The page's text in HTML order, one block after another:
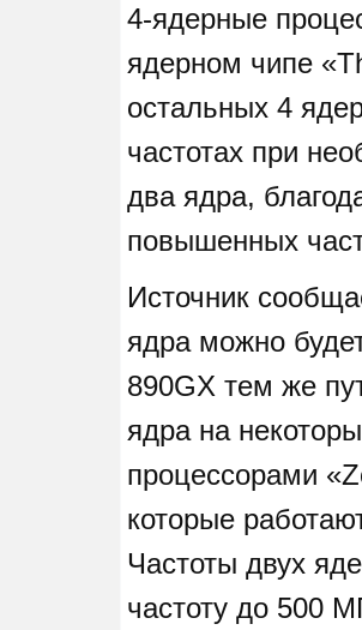
4-ядерные
ядерном чипе
остальных 4
частотах при
два ядра,
повышенных
Источник
ядра можно
890GX тем же
ядра на
процессорами
которые
Частоты двух
частоту до 500